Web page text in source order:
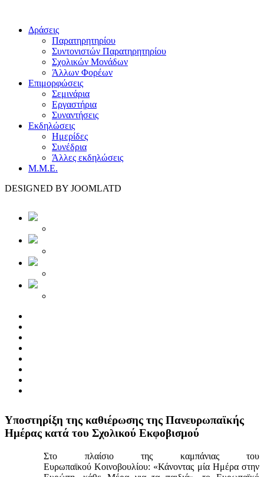
Δράσεις
Παρατηρητηρίου
Συντονιστών Παρατηρητηρίου
Σχολικών Μονάδων
Άλλων Φορέων
Επιμορφώσεις
Σεμινάρια
Εργαστήρια
Συναντήσεις
Εκδηλώσεις
Ημερίδες
Συνέδρια
Άλλες εκδηλώσεις
Μ.Μ.Ε.
DESIGNED BY JOOMLATD
Yποστηρίξη της καθιέρωσης της Πανευρωπαϊκής
Ημέρας κατά του Σχολικού Εκφοβισμού
Στο πλαίσιο της καμπάνιας του
Ευρωπαϊκού Κοινοβουλίου: «Κάνοντας μία Ημέρα στην